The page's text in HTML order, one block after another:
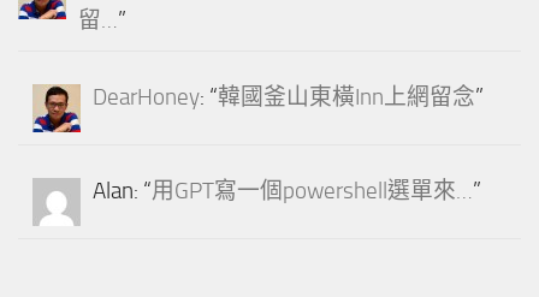
留…”
DearHoney: “韓國釜山東橫Inn上網留念”
Alan: “用GPT寫一個powershell選單來…”